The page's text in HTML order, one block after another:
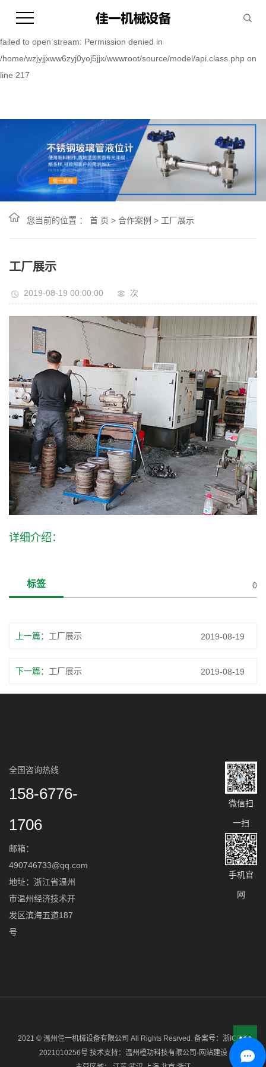
file_put_contents(/home/wzjyjjxww6zyj0yoj5jjx/wwwroot/source/
failed to open stream: Permission denied in
/home/wzjyjjxww6zyj0yoj5jjx/wwwroot/source/model/api.class.php on
line 217
您当前的位置 ： 首 页 > 合作案例 > 工厂展示
工厂展示
2019-08-19 00:00:00 次
详细介绍：
标签 0
上一篇： 工厂展示 2019-08-19
下一篇： 工厂展示 2019-08-19
全国咨询热线
158-6776-
1706
邮箱：
490746733@qq.com
地址：浙江省温州
市温州经济技术开
发区滨海五道187
号
微信扫
一扫
手机官
网
2021 © 温州佳一机械设备有限公司 All Rights Resrved. 备案号： 浙ICP备
2021010256号 技术支持： 温州橙功科技有限公司-网站建设